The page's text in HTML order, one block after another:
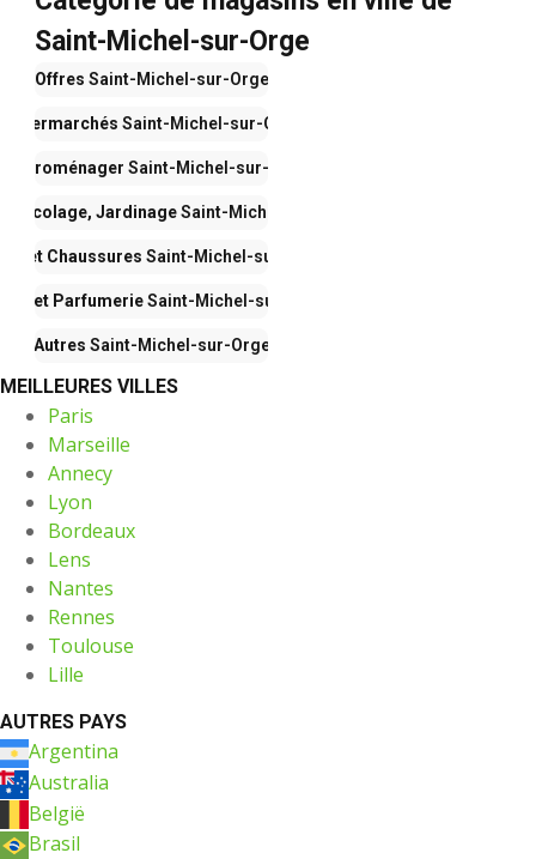
Saint-Michel-sur-Orge
Offres Saint-Michel-sur-Orge
Supermarchés Saint-Michel-sur-Orge
Saint-Michel-sur-Orge
Bricolage, JardinageSaint-Michel-sur-Orge
et Chaussures Saint-Michel-sur-Orge
et ParfumerieSaint-Michel-sur-Orge
Autres Saint-Michel-sur-Orge
MEILLEURES VILLES
Paris
Marseille
Annecy
Lyon
Bordeaux
Lens
Nantes
Rennes
Toulouse
Lille
AUTRES PAYS
Argentina
Australia
België
Brasil